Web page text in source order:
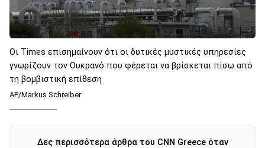
Οι Times επισημαίνουν ότι οι δυτικές μυστικές υπηρεσίες
γνωρίζουν τον Ουκρανό που φέρεται να βρίσκεται πίσω από
τη βομβιστική επίθεση
AP/Markus Schreiber
Δες περισσότερα άρθρα του CNN Greece όταν